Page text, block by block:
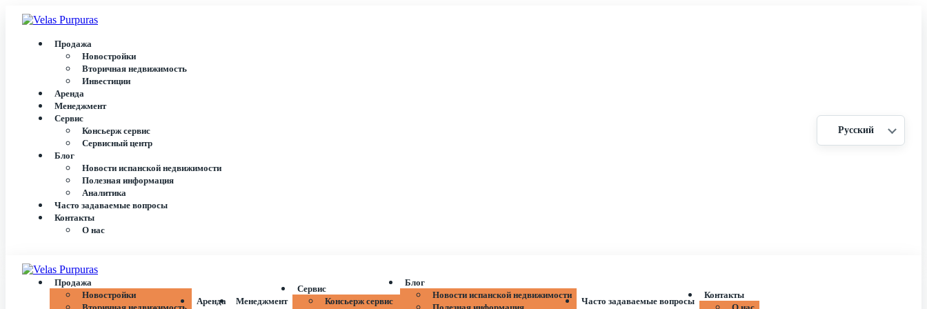
Продажа
Новостройки
Вторичная недвижимость
Инвестиции
Аренда
Менеджмент
Сервис
Консьерж сервис
Сервисный центр
Блог
Новости испанской недвижимости
Полезная информация
Аналитика
Часто задаваемые вопросы
Контакты
О нас
Русский
Продажа
Новостройки
Аренда Менеджмент
Сервис
Консьерж сервис
Блог
Новости испанской недвижимости
Часто задаваемые вопросы
Контакты